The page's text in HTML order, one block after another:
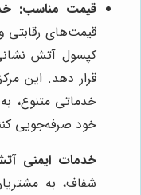
قیمت مناسب:
قیمت‌های رقابتی
کپسول آتش
قرار دهد. این
خدماتی متنوع،
خود صرفه‌جویی
خدمات ایمنی
شفاف، به